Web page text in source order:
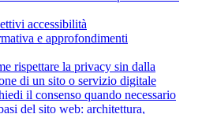
accessibilità
e approfondimenti
rispettare la privacy sin dalla
di un sito o servizio digitale
il consenso quando necessario
del sito web: architettura,